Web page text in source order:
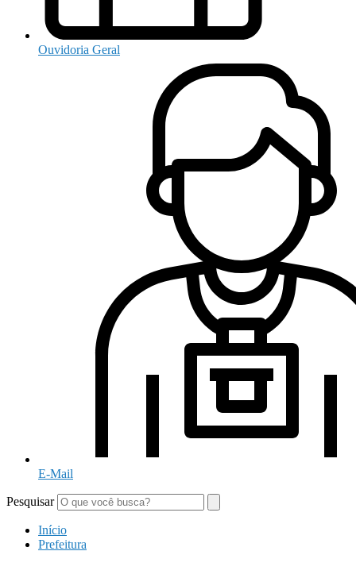
Ouvidoria Geral
E-Mail
Pesquisar
Início
Prefeitura